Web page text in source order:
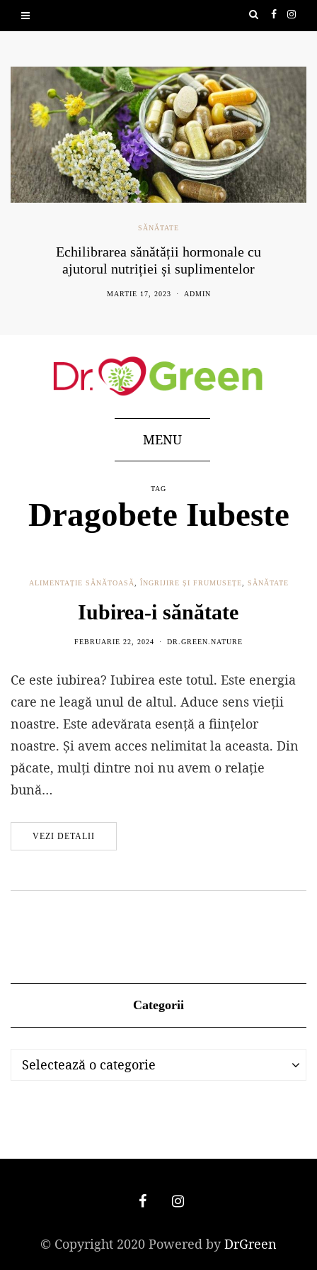
SĂNĂTATE
Echilibrarea sănătății hormonale cu
ajutorul nutriției și suplimentelor
MARTIE 17, 2023 ADMIN
MENU
TAG
Dragobete Iubeste
ALIMENTAȚIE SĂNĂTOASĂ ÎNGRIJIRE ȘI FRUMUSEȚE SĂNĂTATE
Iubirea-i sănătate
FEBRUARIE 22, 2024 DR.GREEN.NATURE
Ce este iubirea? Iubirea este totul. Este energia
care ne leagă unul de altul. Aduce sens vieții
noastre. Este adevărata esență a ființelor
noastre. Și avem acces nelimitat la aceasta. Din
păcate, mulți dintre noi nu avem o relație
bună…
VEZI DETALII
Categorii
Categorii
Selectează o categorie
Categorii
© Copyright 2020 Powered byDrGreen